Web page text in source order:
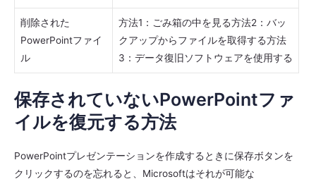
削除された
PowerPointファイ
ル
方法1：ごみ箱の中を見る方法2：バッ
クアップからファイルを取得する方法
3：データ復旧ソフトウェアを使用する
保存されていないPowerPointファ
イルを復元する方法
PowerPointプレゼンテーションを作成するときに保存ボタンを
クリックするのを忘れると、Microsoftはそれが可能な